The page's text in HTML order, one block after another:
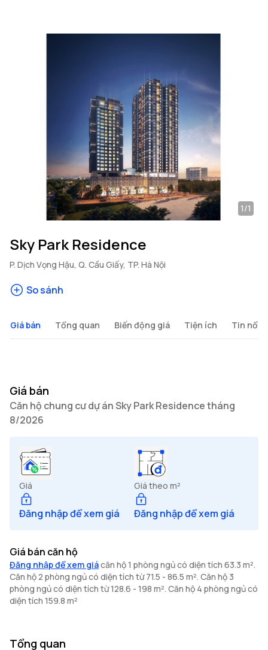
1/1
Sky Park Residence
So sánh
P. Dịch Vọng Hậu, Q. Cầu Giấy, TP. Hà Nội
Giá bán Tổng quan Biến động giá Tiện ích Tin nổi
Giá bán
Căn hộ chung cư dự án Sky Park Residence tháng
8/2026
Giá
Đăng nhập để xem giá
Giá theo m²
Đăng nhập để xem giá
Giá bán căn hộ
Đăng nhập để xem giácăn hộ 1 phòng ngủ có diện tích 63.3 m².
Căn hộ 2 phòng ngủ có diện tích từ 71.5 - 86.5 m². Căn hộ 3
phòng ngủ có diện tích từ 128.6 - 198 m². Căn hộ 4 phòng ngủ có
diện tích 159.8 m²
Tổng quan